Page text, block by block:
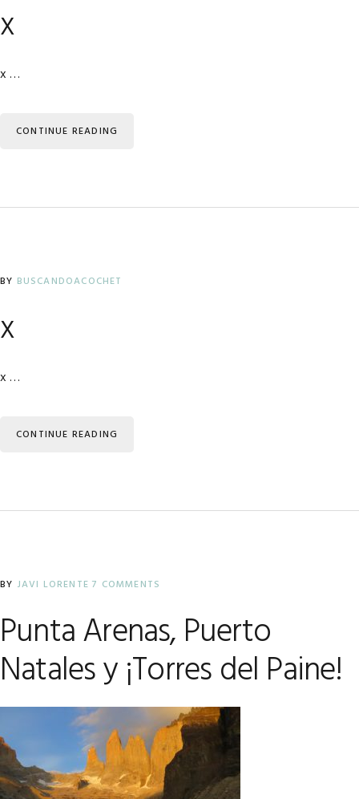
x
x …
CONTINUE READING
BY BUSCANDOACOCHET
x
x …
CONTINUE READING
BY JAVI LORENTE 7 COMMENTS
Punta Arenas, Puerto
Natales y ¡Torres del Paine!